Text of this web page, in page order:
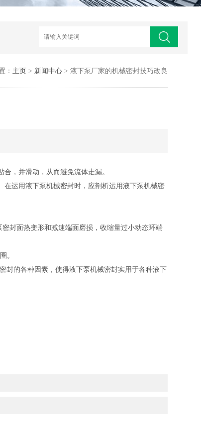
： 主页 > 新闻中心> 液下泵厂家的机械密封技巧改良
，并滑动，从而避免流体走漏。
运用液下泵机械密封时，应剖析运用液下泵机械密
封面热变形和减速端面磨损，收缩量过小动态环端
。
封的各种因素，使得液下泵机械密封实用于各种液下